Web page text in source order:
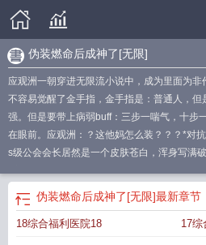
伪装燃命后成神了[无限]
应观洲一朝穿进无限流小说中，成为里面为
不容易觉醒了金手指，金手指是：普通人，
强。但是要带上病弱buff：三步一喘气，十步
在眼前。应观洲：？这他妈怎么装？？？*对
s级公会会长居然是一个皮肤苍白，浑身写满
血，几乎昏迷时，敌对公会更是狂笑不已，
赌应观洲十死无生。然而，直播间却炸了。
槽，他这次又要整什么大的啊？！上次他吐
伪装燃命后成神了[无限]最新章节
18综合福利医院18 17综